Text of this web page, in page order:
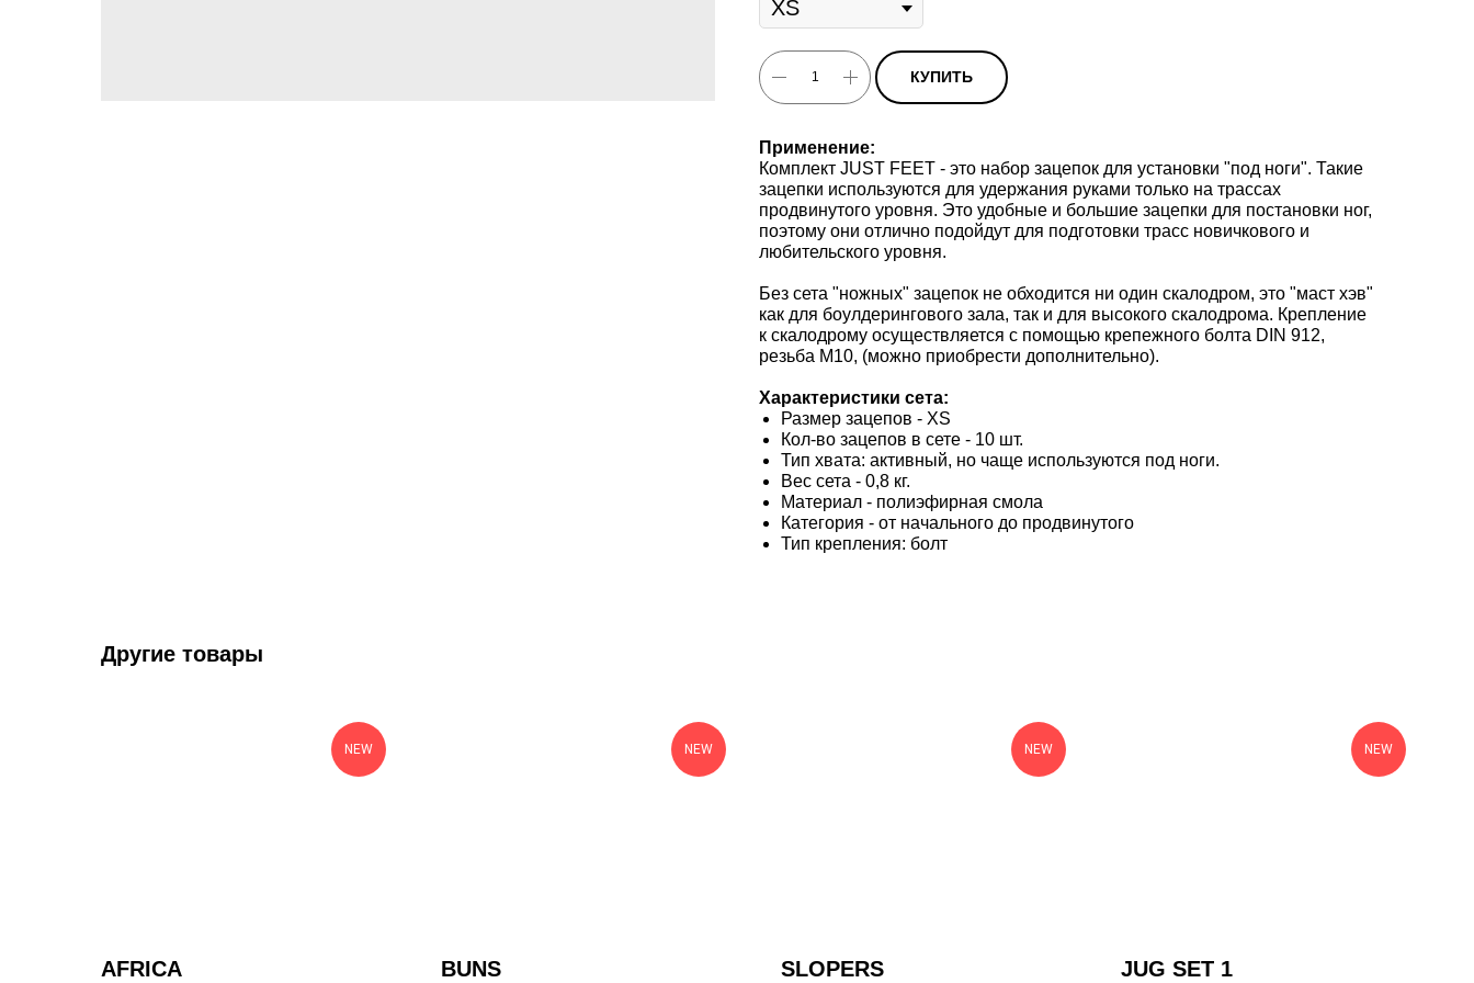
КУПИТЬ
Применение:
Комплект JUST FEET - это набор зацепок для установки "под ноги". Такие
зацепки используются для удержания руками только на трассах
продвинутого уровня. Это удобные и большие зацепки для постановки ног,
поэтому они отлично подойдут для подготовки трасс новичкового и
любительского уровня.
Без сета "ножных" зацепок не обходится ни один скалодром, это "маст хэв"
как для боулдерингового зала, так и для высокого скалодрома. Крепление
к скалодрому осуществляется с помощью крепежного болта DIN 912,
резьба M10, (можно приобрести дополнительно).
Характеристики сета:
Размер зацепов - XS
Кол-во зацепов в сете - 10 шт.
Тип хвата: активный, но чаще используются под ноги.
Вес сета - 0,8 кг.
Материал - полиэфирная смола
Категория - от начального до продвинутого
Тип крепления: болт
Другие товары
NEW
AFRICA
NEW
BUNS
NEW
SLOPERS
NEW
JUG SET 1